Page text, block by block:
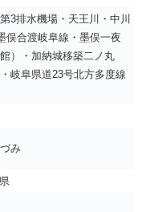
3排水機場・天王川・中川
俣合渡岐阜線・墨俣一夜
）・加納城移築二ノ丸
岐阜県道23号北方多度線
み